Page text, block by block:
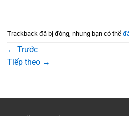
Trackback đã bị đóng, nhưng bạn có thể
← Trước
Tiếp theo →